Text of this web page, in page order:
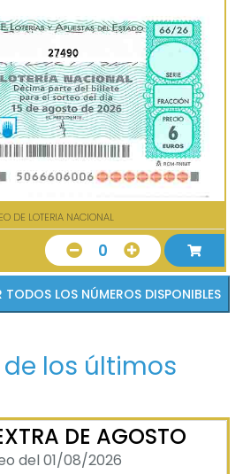
27490
DE LOTERIA NACIONAL
0
VER TODOS LOS NÚMEROS DISPONIBLES
los últimos
DE AGOSTO
del 01/08/2026